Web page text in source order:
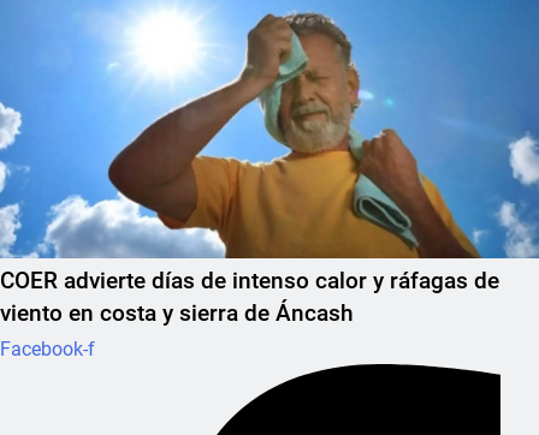
COER advierte días de intenso calor y ráfagas de
viento en costa y sierra de Áncash
Facebook-f